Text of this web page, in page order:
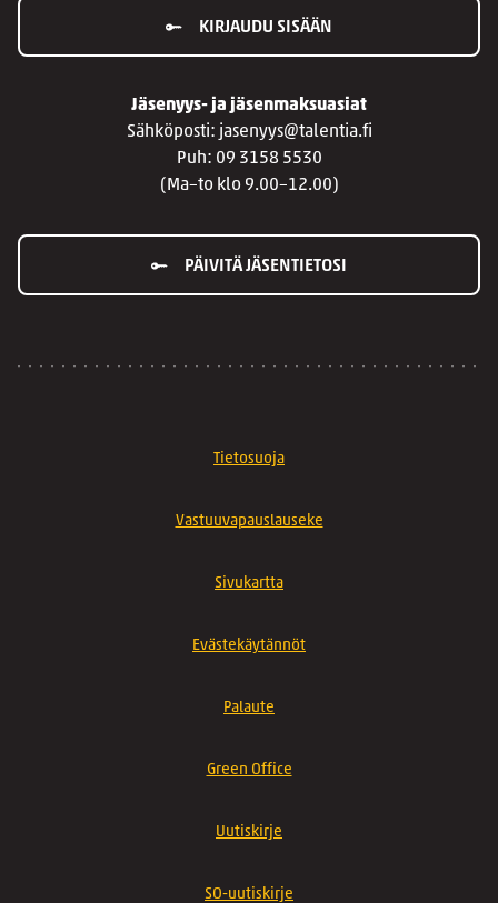
KIRJAUDU SISÄÄN
Jäsenyys- ja jäsenmaksuasiat
Sähköposti: jasenyys@talentia.fi
Puh: 09 3158 5530
(Ma–to klo 9.00–12.00)
PÄIVITÄ JÄSENTIETOSI
Tietosuoja
Vastuuvapauslauseke
Sivukartta
Evästekäytännöt
Palaute
Green Office
Uutiskirje
SO-uutiskirje